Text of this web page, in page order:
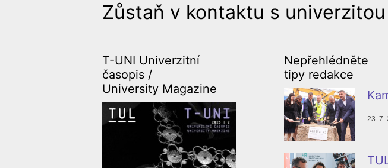
Zůstaň v kontaktu s univerzitou
T-UNI Univerzitní
časopis /
University Magazine
Nepřehlédněte
tipy redakce
23. 7.